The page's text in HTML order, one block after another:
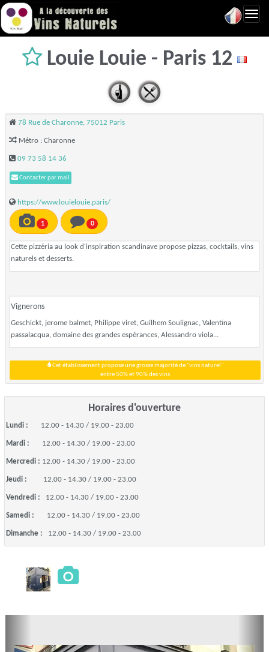
Louie Louie - Paris 12
78 Rue de Charonne, 75012 Paris
Métro : Charonne
09 73 58 14 36
Contacter par mail
https://www.louielouie.paris/
1 0
Cette pizzéria au look d'inspiration scandinave propose pizzas, cocktails, vins
naturels et desserts.
Vignerons
Geschickt, jerome balmet, Philippe viret, Guilhem Soulignac, Valentina
passalacqua, domaine des grandes espérances, Alessandro viola...
Cet établissement propose une grosse majorité de "vins naturel"
entre 50% et 90% des vins
Horaires d'ouverture
Lundi : 12.00 - 14.30 / 19.00 - 23.00
Mardi : 12.00 - 14.30 / 19.00 - 23.00
Mercredi : 12.00 - 14.30 / 19.00 - 23.00
Jeudi : 12.00 - 14.30 / 19.00 - 23.00
Vendredi : 12.00 - 14.30 / 19.00 - 23.00
Samedi : 12.00 - 14.30 / 19.00 - 23.00
Dimanche : 12.00 - 14.30 / 19.00 - 23.00